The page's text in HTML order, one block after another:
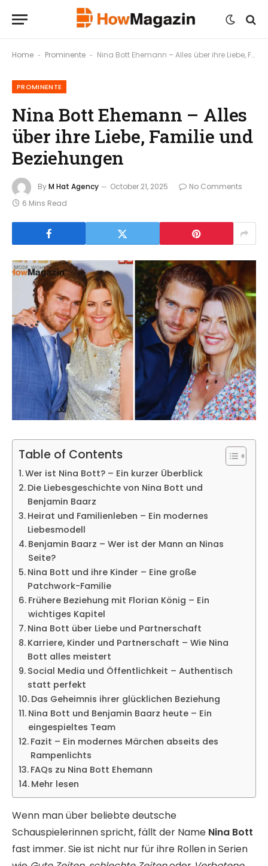
Home - Prominente - Nina Bott Ehemann – Alles über ihre Liebe, Familie und Beziehungen
PROMINENTE
Nina Bott Ehemann – Alles
über ihre Liebe, Familie und
Beziehungen
ByM Hat Agency October 21, 2025
No Comments
6 Mins Read
Table of Contents
Wer ist Nina Bott? – Ein kurzer Überblick
Die Liebesgeschichte von Nina Bott und
Benjamin Baarz
Heirat und Familienleben – Ein modernes
Liebesmodell
Benjamin Baarz – Wer ist der Mann an Ninas
Seite?
Nina Bott und ihre Kinder – Eine große
Patchwork-Familie
Frühere Beziehung mit Florian König – Ein
wichtiges Kapitel
Nina Bott über Liebe und Partnerschaft
Karriere, Kinder und Partnerschaft – Wie Nina
Bott alles meistert
Social Media und Öffentlichkeit – Authentisch
statt perfekt
Das Geheimnis ihrer glücklichen Beziehung
Nina Bott und Benjamin Baarz heute – Ein
eingespieltes Team
Fazit – Ein modernes Märchen abseits des
Rampenlichts
FAQs zu Nina Bott Ehemann
Mehr lesen
Wenn man über beliebte deutsche
Schauspielerinnen spricht, fällt der Name Nina Bott
fast immer. Sie ist nicht nur für ihre Rollen in Serien